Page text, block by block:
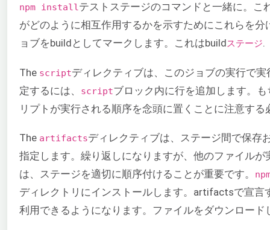
npm installテストステージのコマンドと一緒に。
がどのように相互作用するかを示すためにこれらを分
ョブをbuildとしてマークします。これはbuildステージ.
The scriptディレクティブは、このジョブの実行で
定するには、
scriptブロック内に行を追加します。
リプトが実行される順序を念頭に置くことに注意する
The artifactsディレクティブは、ステージ間で保存
指定します。繰り返しになりますが、他のファイル
は、ステージを適切に順序付けることが重要です。
ディレクトリにインストールします。artifactsで宣
利用できるようになります。ファイルをダウンロー